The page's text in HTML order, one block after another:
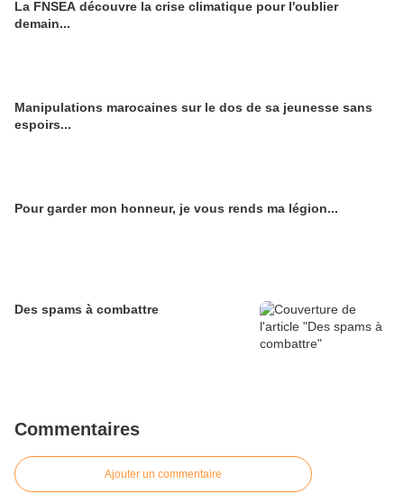
La FNSEA découvre la crise climatique pour l'oublier
demain...
Manipulations marocaines sur le dos de sa jeunesse sans
espoirs...
Pour garder mon honneur, je vous rends ma légion...
Des spams à combattre
Commentaires
Ajouter un commentaire